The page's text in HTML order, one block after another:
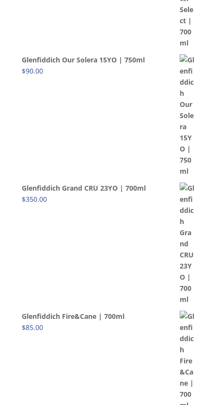
Glenfiddich Our Solera 15YO | 750ml
$90.00
Glenfiddich Grand CRU 23YO | 700ml
$350.00
Glenfiddich Fire&Cane | 700ml
$85.00